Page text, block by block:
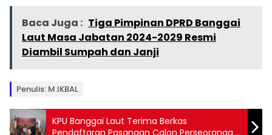
Baca Juga : Tiga Pimpinan DPRD Banggai
Laut Masa Jabatan 2024-2029 Resmi
Diambil Sumpah dan Janji
Penulis: M.IKBAL
KPU Banggai Laut Terima Berkas
Pendaftaran Pasangan Calon Perseorangan